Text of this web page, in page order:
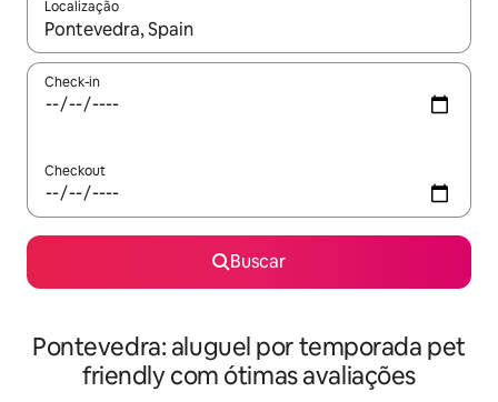
Localização
Quando os resultados estiverem disponíveis, explore-os
Check-in
Checkout
Buscar
Pontevedra: aluguel por temporada pet
friendly com ótimas avaliações